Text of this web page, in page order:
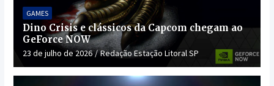
GAMES
Dino Crisis e clássicos da Capcom chegam ao
GeForce NOW
23 de julho de 2026 Redação Estação Litoral SP